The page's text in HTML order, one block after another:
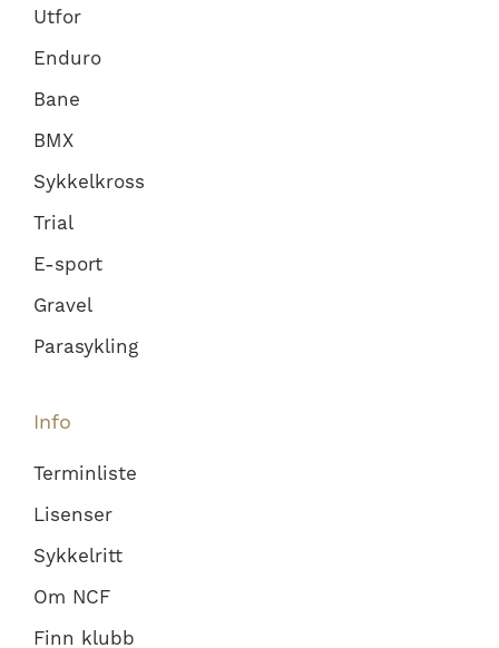
Utfor
Enduro
Bane
BMX
Sykkelkross
Trial
E-sport
Gravel
Parasykling
Info
Terminliste
Lisenser
Sykkelritt
Om NCF
Finn klubb